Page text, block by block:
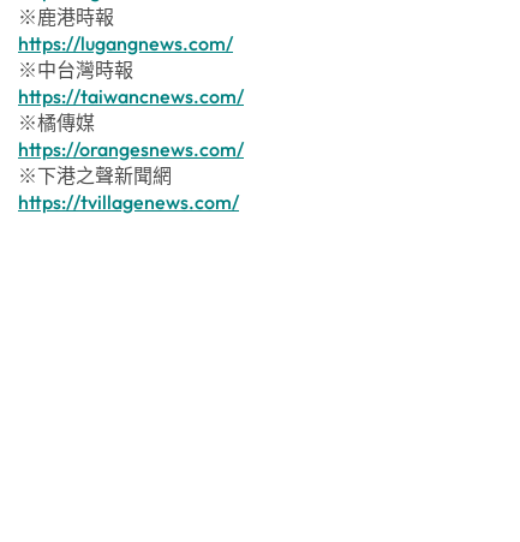
※鹿港時報
https://lugangnews.com/
※中台灣時報
https://taiwancnews.com/
※橘傳媒
https://orangesnews.com/
※下港之聲新聞網
https://tvillagenews.com/